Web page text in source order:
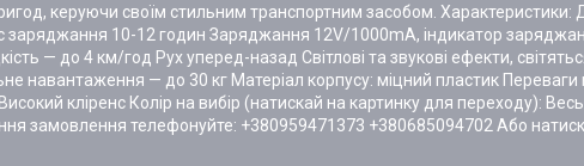
керуючи своїм стильним транспортним засобом. Характеристики:
заряджання 10-12 годин Заряджання 12V/1000mA, індикатор
— до 4 км/год Рух уперед-назад Світлові та звукові ефекти,
навантаження — до 30 кг Матеріал корпусу: міцний пластик Переваги
кліренс Колір на вибір (натискай на картинку для переходу):
замовлення телефонуйте: +380959471373 +380685094702 Або